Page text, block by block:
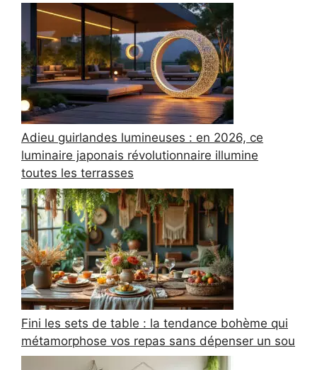
Adieu guirlandes lumineuses : en 2026, ce
luminaire japonais révolutionnaire illumine
toutes les terrasses
Fini les sets de table : la tendance bohème qui
métamorphose vos repas sans dépenser un sou